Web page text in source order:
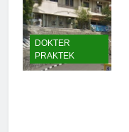
DOKTER
PRAKTEK